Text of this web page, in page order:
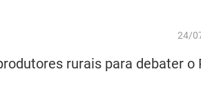
24/
rurais para debater o